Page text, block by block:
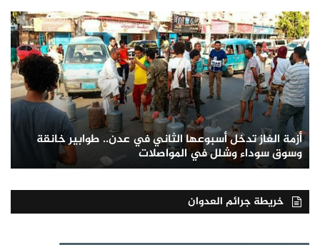
أزمة الغاز تدخل أسبوعها الثاني في عدن.. طوابير خانقة
وسوق سوداء وشلل في المواصلات
خريطة جرائم العدوان